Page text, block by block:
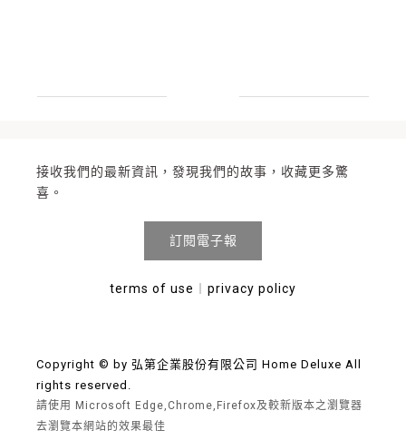
Copyright © by 弘第企業股份有限公司 Home Deluxe All
rights reserved.
請使用 Microsoft Edge,Chrome,Firefox及較新版本之瀏覽器
去瀏覽本網站的效果最佳
接收我們的最新資訊，發現我們的故事，收藏更多驚
喜。
訂閱電子報
terms of use privacy policy